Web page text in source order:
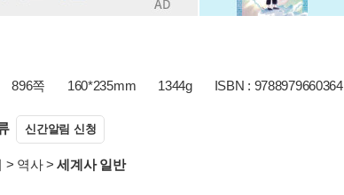
896쪽 160*235mm 1344g ISBN : 9788979660364
신간알림 신청
> 역사>세계사 일반